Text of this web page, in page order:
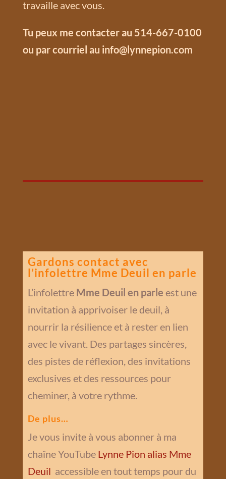
travaille avec vous.
Tu peux me contacter au 514-667-0100
ou par courriel au info@lynnepion.com
Gardons contact avec
l’infolettre Mme Deuil en parle
L’infolettre Mme Deuil en parle est une
invitation à apprivoiser le deuil, à
nourrir la résilience et à rester en lien
avec le vivant. Des partages sincères,
des pistes de réflexion, des invitations
exclusives et des ressources pour
cheminer, à votre rythme.
De plus…
Je vous invite à vous abonner à ma
chaîne YouTube Lynne Pion alias Mme
Deuil accessible en tout temps pour du